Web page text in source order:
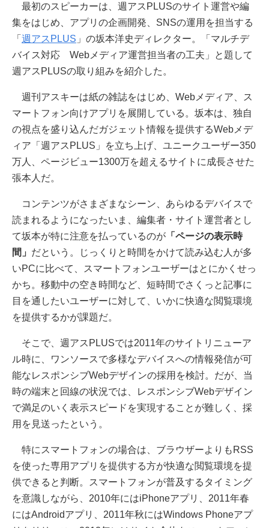
最初のスピーカーは、週アスPLUSのサイト運営や編
集をはじめ、アプリの企画開発、SNSの運用を担当する
「 週アスPLUS 」の坂本洋史ディレクター。「マルチデ
バイス対応 Webメディア運営担当者の工夫」と題して
週アスPLUSの取り組みを紹介した。
週刊アスキーは紙の雑誌をはじめ、Webメディア、ス
マートフォン向けアプリを展開している。坂本は、独自
の視点を盛り込んだガジェット情報を提供するWebメデ
ィア「週アスPLUS」を立ち上げ、ユニークユーザー350
万人、ページビュー1300万を超えるサイトに成長させた
張本人だ。
コンテンツがさまざまなシーン、あらゆるデバイスで
読まれるようになったいま、編集者・サイト運営者とし
て坂本が特に注意を払っているのが 「ページの表示時
間」 だという。じっくりと時間をかけて読み込む人が多
いPCに比べて、スマートフォンユーザーはとにかくせっ
かち。移動中の空き時間など、短時間でさくっと記事に
目を通したいユーザーに対して、いかに快適な閲覧環境
を提供するかが課題だ。
そこで、週アスPLUSでは2011年のサイトリニューア
ル時に、ワンソースで多様なデバイスへの情報発信が可
能なレスポンシブWebデザインの採用を検討。だが、当
時の端末と回線の状況では、レスポンシブWebデザイン
で満足のいく表示スピードを実現することが難しく、採
用を見送ったという。
特にスマートフォンの場合は、ブラウザーよりもRSS
を使った専用アプリを提供する方が快適な閲覧環境を提
供できると判断。スマートフォンが普及するタイミング
を意識しながら、2010年にはiPhoneアプリ、2011年春
にはAndroidアプリ、2011年秋にはWindows Phoneアプ